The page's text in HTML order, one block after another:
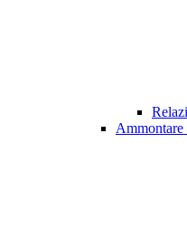
Ammontare